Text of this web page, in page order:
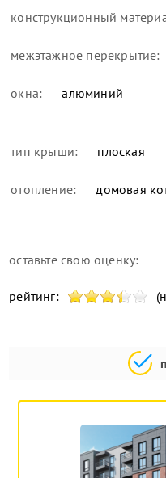
конструкционный
межэтажное перекрытие:
окна: алюминий
тип крыши: плоская
отопление: домовая
оставьте свою оценку:
рейтинг: